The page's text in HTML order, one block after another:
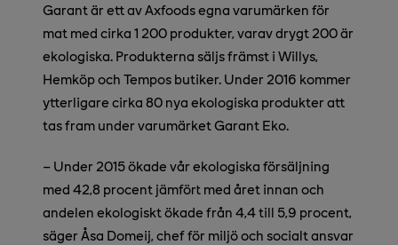
Garant är ett av Axfoods egna varumärken för
mat med cirka 1 200 produkter, varav drygt 200 är
ekologiska. Produkterna säljs främst i Willys,
Hemköp och Tempos butiker. Under 2016 kommer
ytterligare cirka 80 nya ekologiska produkter att
tas fram under varumärket Garant Eko.
– Under 2015 ökade vår ekologiska försäljning
med 42,8 procent jämfört med året innan och
andelen ekologiskt ökade från 4,4 till 5,9 procent,
säger Åsa Domeij, chef för miljö och socialt ansvar